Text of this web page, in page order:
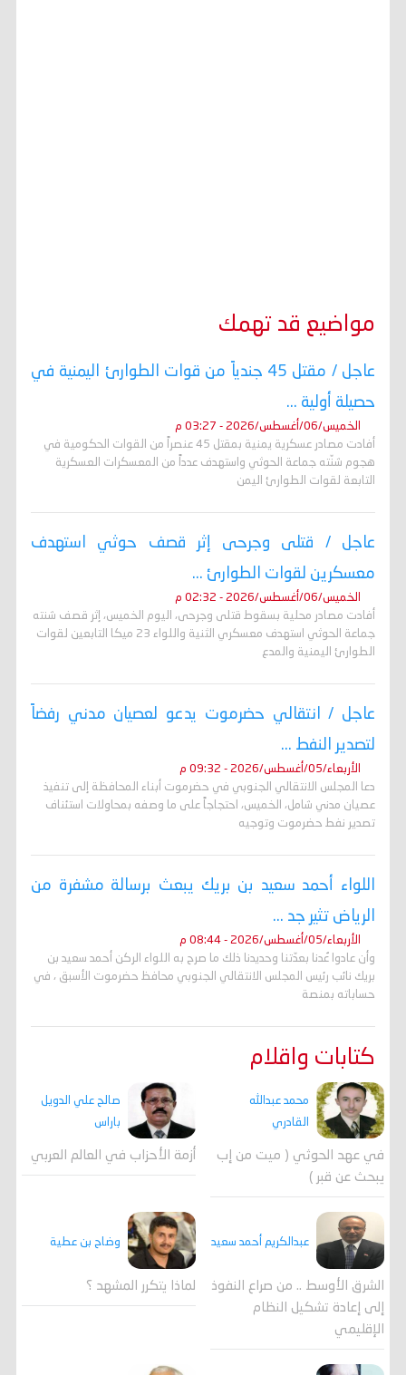
مواضيع قد تهمك
عاجل / مقتل 45 جندياً من قوات الطوارئ اليمنية في
حصيلة أولية ...
الخميس/06/أغسطس/2026 - 03:27 م
أفادت مصادر عسكرية يمنية بمقتل 45 عنصراً من القوات الحكومية في
هجوم شنّته جماعة الحوثي واستهدف عدداً من المعسكرات العسكرية
التابعة لقوات الطوارئ اليمن
عاجل / قتلى وجرحى إثر قصف حوثي استهدف
معسكرين لقوات الطوارئ ...
الخميس/06/أغسطس/2026 - 02:32 م
أفادت مصادر محلية بسقوط قتلى وجرحى، اليوم الخميس، إثر قصف شنته
جماعة الحوثي استهدف معسكري الثنية واللواء 23 ميكا التابعين لقوات
الطوارئ اليمنية والمدع
عاجل / انتقالي حضرموت يدعو لعصيان مدني رفضاً
لتصدير النفط ...
الأربعاء/05/أغسطس/2026 - 09:32 م
دعا المجلس الانتقالي الجنوبي في حضرموت أبناء المحافظة إلى تنفيذ
عصيان مدني شامل، الخميس، احتجاجاً على ما وصفه بمحاولات استئناف
تصدير نفط حضرموت وتوجيه
اللواء أحمد سعيد بن بريك يبعث برسالة مشفرة من
الرياض تثير جد ...
الأربعاء/05/أغسطس/2026 - 08:44 م
وأن عادوا عُدنا بعدّتنا وحديدنا ذلك ما صرح به اللواء الركن أحمد سعيد بن
بريك نائب رئيس المجلس الانتقالي الجنوبي محافظ حضرموت الأسبق ، في
حساباته بمنصة
كتابات واقلام
محمد عبدالله
القادري
في عهد الحوثي ( ميت من إب
يبحث عن قبر )
صالح علي الدويل
باراس
أزمة الأحزاب في العالم العربي
عبدالكريم أحمد سعيد
الشرق الأوسط .. من صراع النفوذ
إلى إعادة تشكيل النظام
الإقليمي
وضاح بن عطية
لماذا يتكرر المشهد ؟